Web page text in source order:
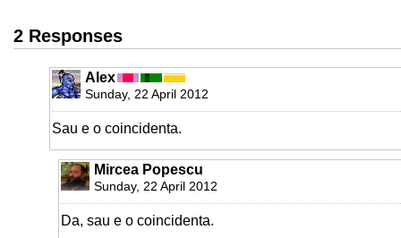
2 Responses
Alex
Sunday, 22 April 2012
Sau e o coincidenta.
Mircea Popescu
Sunday, 22 April 2012
Da, sau e o coincidenta.